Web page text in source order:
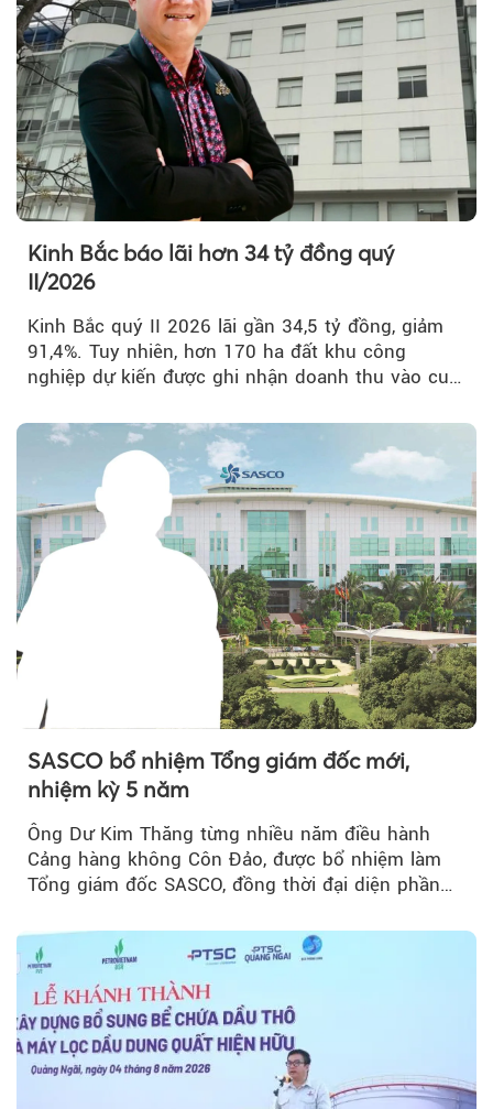
Kinh Bắc báo lãi hơn 34 tỷ đồng quý
II/2026
Kinh Bắc quý II 2026 lãi gần 34,5 tỷ đồng, giảm
91,4%. Tuy nhiên, hơn 170 ha đất khu công
nghiệp dự kiến được ghi nhận doanh thu vào cuối
SASCO bổ nhiệm Tổng giám đốc mới,
nhiệm kỳ 5 năm
Ông Dư Kim Thăng từng nhiều năm điều hành
Cảng hàng không Côn Đảo, được bổ nhiệm làm
Tổng giám đốc SASCO, đồng thời đại diện phần